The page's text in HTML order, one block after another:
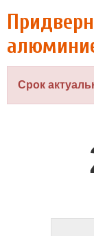
Срок